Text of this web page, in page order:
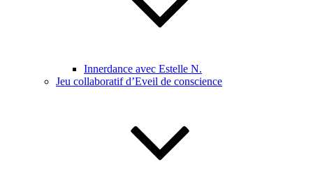
Innerdance avec Estelle N.
Jeu collaboratif d’Eveil de conscience